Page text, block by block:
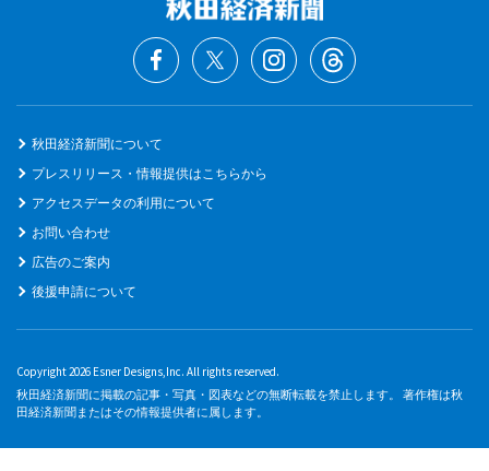
秋田経済新聞について
プレスリリース・情報提供はこちらから
アクセスデータの利用について
お問い合わせ
広告のご案内
後援申請について
Copyright 2026 Esner Designs,Inc. All rights reserved.
秋田経済新聞に掲載の記事・写真・図表などの無断転載を禁止します。 著作権は秋
田経済新聞またはその情報提供者に属します。